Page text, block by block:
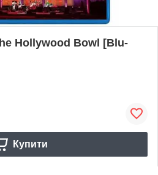
Hollywood Bowl [Blu-
Купити